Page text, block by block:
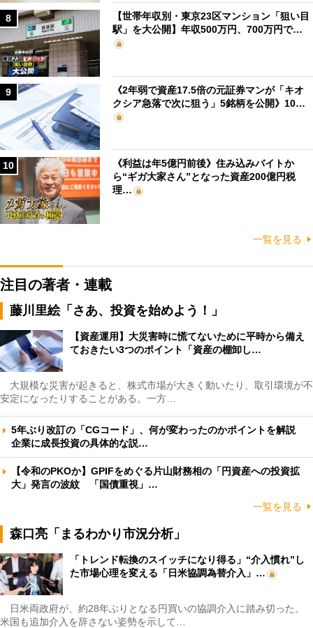
8
【世帯年収別・東京23区マンション「狙い目
駅」を大公開】年収500万円、700万円で…
9
《2年弱で資産17.5倍の元証券マンが「キオ
クシア急落で次に狙う」5銘柄を公開》10…
10
《利益は年5億円前後》住み込みバイトか
ら“ギガ大家さん”となった資産200億円税
理…
一覧を見る
注目の著者・連載
藤川里絵「さあ、投資を始めよう！」
【資産運用】大災害時に慌てないために平時から備え
ておきたい3つのポイント「資産の棚卸し…
大規模な災害が起きると、株式市場が大きく動いたり、取引環境が不
安定になったりすることがある。一方…
5年ぶり改訂の「CGコード」、何が変わったのかポイントを解説
企業に成長投資の具体的な説…
【令和のPKOか】GPIFをめぐる片山財務相の「円資産への投資拡
大」発言の波紋 「国債重視」…
一覧を見る
森口亮「まるわかり市況分析」
「トレンド転換のスイッチになり得る」“介入慣れ”し
た市場心理を変える「日米協調為替介入」…
日米両政府が、約28年ぶりとなる円買いの協調介入に踏み切った。
米国も追加介入を辞さない姿勢を示して…